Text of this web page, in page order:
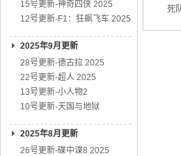
15号更新-神奇四侠 2025
12号更新-F1：狂飙飞车 2025
2025年9月更新
28号更新-德古拉 2025
22号更新-超人 2025
13号更新-小人物2
10号更新-天国与地狱
2025年8月更新
26号更新-碟中谍8 2025
死